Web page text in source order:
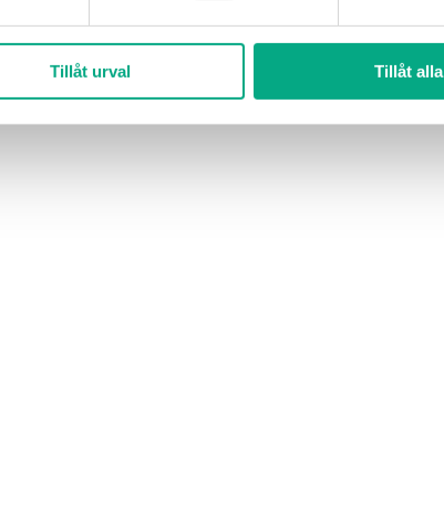
Tillåt urval Tillåt alla